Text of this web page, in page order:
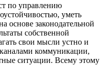
по управлению
уметь
основе законодательной
собственной
свои мысли устно и
коммуникации,
ситуации. Всему этому